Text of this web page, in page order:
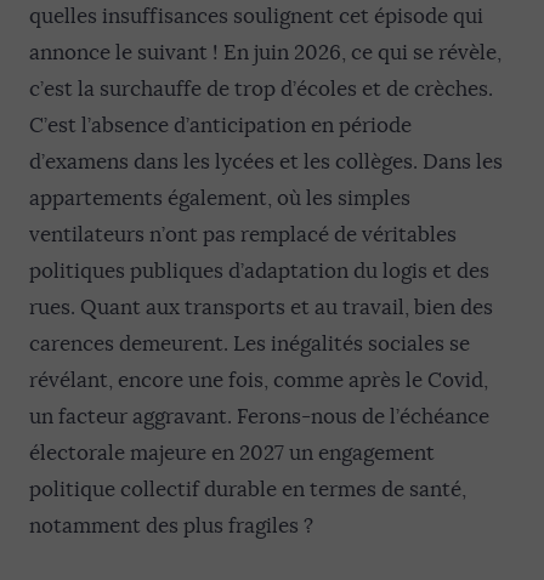
quelles insuffisances soulignent cet épisode qui
annonce le suivant ! En juin 2026, ce qui se révèle,
c’est la surchauffe de trop d’écoles et de crèches.
C’est l’absence d’anticipation en période
d’examens dans les lycées et les collèges. Dans les
appartements également, où les simples
ventilateurs n’ont pas remplacé de véritables
politiques publiques d’adaptation du logis et des
rues. Quant aux transports et au travail, bien des
carences demeurent. Les inégalités sociales se
révélant, encore une fois, comme après le Covid,
un facteur aggravant. Ferons-nous de l’échéance
électorale majeure en 2027 un engagement
politique collectif durable en termes de santé,
notamment des plus fragiles ?